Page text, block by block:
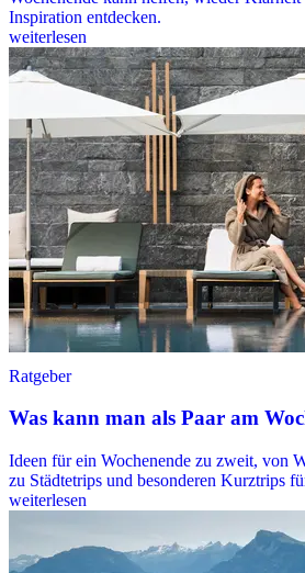
Inspiration entdecken.
weiterlesen
Ratgeber
Was kann man als Paar am
Ideen für ein Wochenende zu zweit, von
zu Städtetrips und besonderen Kurztrips
weiterlesen